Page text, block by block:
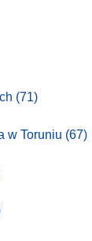
(71)
w Toruniu (67)